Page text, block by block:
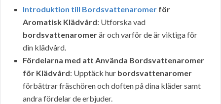
Introduktion till Bordsvattenaromer för
Aromatisk Klädvård: Utforska vad
bordsvattenaromerär och varför de är viktiga för
din klädvård.
Fördelarna med att Använda Bordsvattenaromer
för Klädvård: Upptäck hur bordsvattenaromer
förbättrar fräschören och doften på dina kläder samt
andra fördelar de erbjuder.